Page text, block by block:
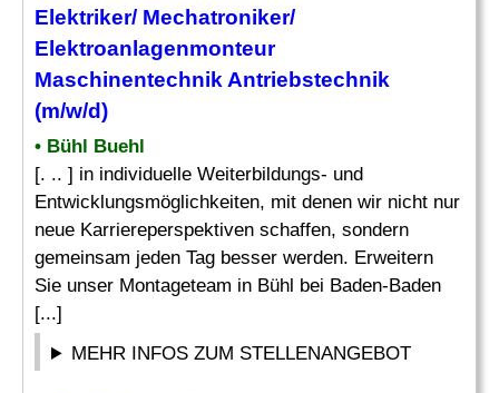
Elektriker/ Mechatroniker/
Elektroanlagenmonteur
Maschinentechnik Antriebstechnik
(m/w/d)
• Bühl Buehl
[. .. ] in individuelle Weiterbildungs- und
Entwicklungsmöglichkeiten, mit denen wir nicht nur
neue Karriereperspektiven schaffen, sondern
gemeinsam jeden Tag besser werden. Erweitern
Sie unser Montageteam in Bühl bei Baden-Baden
[...]
MEHR INFOS ZUM STELLENANGEBOT